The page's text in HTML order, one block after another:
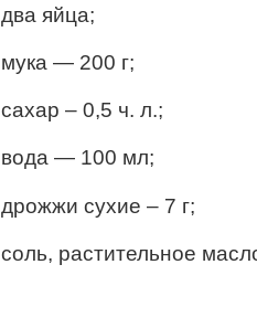
два яйца;
мука — 200 г;
сахар – 0,5 ч. л.;
вода — 100 мл;
дрожжи сухие – 7 г;
соль, растительное